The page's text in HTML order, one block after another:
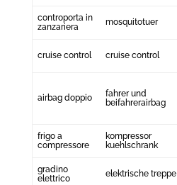
controporta in
zanzariera
mosquitotuer
cruise control cruise control
airbag doppio
fahrer und
beifahrerairbag
frigo a
compressore
kompressor
kuehlschrank
gradino
elettrico
elektrische treppe